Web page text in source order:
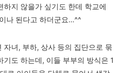
하지 않을가 싶기도 한데 학교에
나 된다고 하더군요...^^
자녀, 부하, 상사 등의 집단으로 묶
도 하는데, 이들 부부의 방식은 1